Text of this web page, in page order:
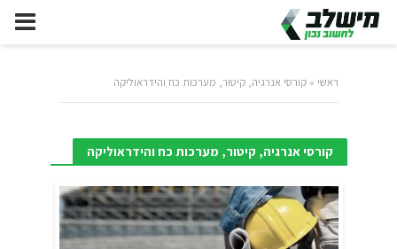
ראשי »קורסי אנרגיה, קיטור, מערכות כח והידראוליקה
קורסי אנרגיה, קיטור, מערכות כח והידראוליקה